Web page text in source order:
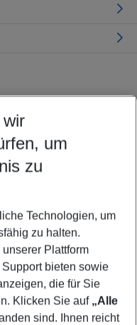
Wünschen
um
zu
Technologien, um
zu halten.
Plattform
bieten sowie
die für Sie
Klicken Sie auf „Alle
sind. Ihnen reicht